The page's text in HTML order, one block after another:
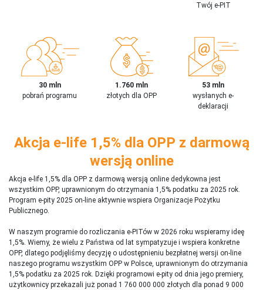
Twój e-PIT
30 mln
pobrań programu
1.760 mln
złotych dla OPP
53 mln
wysłanych e-
deklaracji
Akcja e-life 1,5% dla OPP z darmową
wersją online
Akcja e-life 1,5% dla OPP z darmową wersją online dedykowna jest
wszystkim OPP, uprawnionym do otrzymania 1,5% podatku za 2025 rok.
Program e-pity 2025 on-line aktywnie wspiera Organizacje Pożytku
Publicznego.
W naszym programie do rozliczania e-PITów w 2026 roku wspieramy ideę
1,5%. Wiemy, że wielu z Państwa od lat sympatyzuje i wspiera konkretne
OPP, dlatego podjęliśmy decyzję o udostępnieniu bezpłatnej wersji on-line
naszego programu wszystkim OPP w Polsce, uprawnionym do otrzymania
1,5% podatku za 2025 rok. Dzięki programowi e-pity od dnia jego premiery,
użytkownicy przekazali już ponad 1 760 000 000 złotych dla ponad 9 000